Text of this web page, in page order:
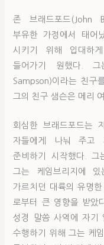
존 브래드포드(John
부유한 가정에서 태어
시키기 위해 입대하
들어가기 원했다.
Sampson)이라는 친구
그의 친구 샘슨은 메리
회심한 브래드포드는
자들에게 나눠 주고
준비하기 시작했다. 그
그는 케임브리지에
가르치던 대륙의 유명
로부터 큰 영향을 받았
성경 말씀 사역에 자기
수행하기 위해 그는 케